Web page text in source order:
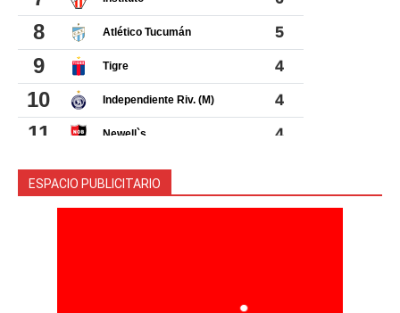
ESPACIO PUBLICITARIO